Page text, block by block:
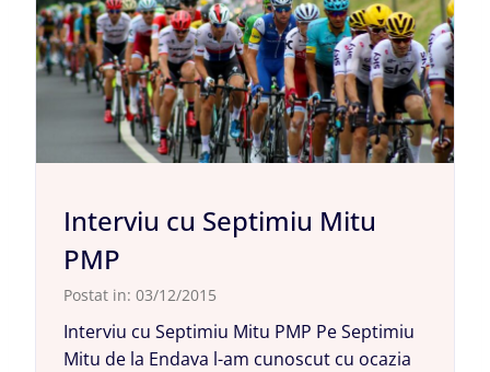
Interviu cu Septimiu Mitu
PMP
Postat in: 03/12/2015
Interviu cu Septimiu Mitu PMP Pe Septimiu
Mitu de la Endava l-am cunoscut cu ocazia